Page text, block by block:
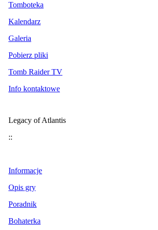
Tomboteka
Kalendarz
Galeria
Pobierz pliki
Tomb Raider TV
Info kontaktowe
Legacy of Atlantis
::
Informacje
Opis gry
Poradnik
Bohaterka